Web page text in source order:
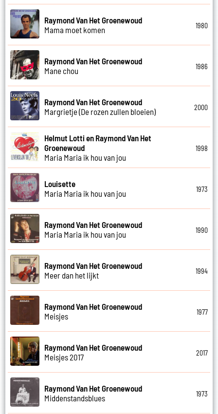
Raymond Van Het Groenewoud
Mama moet komen
1980
Raymond Van Het Groenewoud
Mane chou
1986
Raymond Van Het Groenewoud
Margrietje (De rozen zullen bloeien)
2000
Helmut Lotti en Raymond Van Het
Groenewoud
Maria Maria ik hou van jou
1998
Louisette
Maria Maria ik hou van jou
1973
Raymond Van Het Groenewoud
Maria Maria ik hou van jou
1990
Raymond Van Het Groenewoud
Meer dan het lijkt
1994
Raymond Van Het Groenewoud
Meisjes
1977
Raymond Van Het Groenewoud
Meisjes 2017
2017
Raymond Van Het Groenewoud
Middenstandsblues
1973